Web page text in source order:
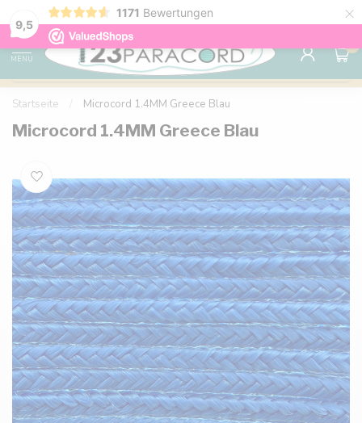
9,5
1171 Bewertungen ×
Kostenlose Lieferung nach Hause ab 150 €
MENU
0
Startseite Microcord 1.4MM Greece Blau
Microcord 1.4MM Greece Blau